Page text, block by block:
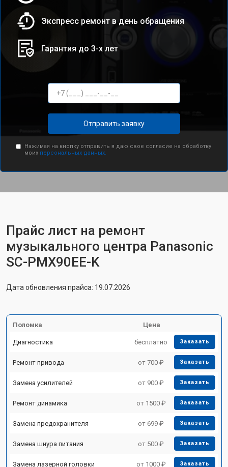
Экспресс ремонт в день обращения
Гарантия до 3-х лет
Отправить заявку
Нажимая на кнопку отправить я даю свое согласие на обработку
моих персональных данных.
Прайс лист на ремонт
музыкального центра Panasonic
SC-PMX90EE-K
Дата обновления прайса: 19.07.2026
Поломка Цена
Диагностика бесплатно Заказать
Ремонт привода от 700 ₽ Заказать
Замена усилителей от 900 ₽ Заказать
Ремонт динамика от 1500 ₽ Заказать
Замена предохранителя от 699 ₽ Заказать
Замена шнура питания от 500 ₽ Заказать
Замена лазерной головки от 1000 ₽ Заказать